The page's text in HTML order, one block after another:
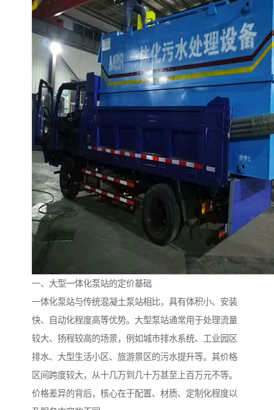
一、大型一体化泵站的定价基础
一体化泵站与传统混凝土泵站相比，具有体积小、安装
快、自动化程度高等优势。大型泵站通常用于处理流量
较大、扬程较高的场景，例如城市排水系统、工业园区
排水、大型生活小区、旅游景区的污水提升等。其价格
区间跨度较大，从十几万到几十万甚至上百万元不等。
价格差异的背后，核心在于配置、材质、定制化程度以
风景区生活污水处理一体
化设备
一体化污水处理设备
无动力一体化污水处理设 服务区一体化污水处理设
备
成套生活污水处理设备 小型污水处理设备
肉制品加工污水处理设备 农村一体化污水处理设备
金属配件洗涤污水处理设 小型一体化污水处理设备
微动力污水处理设备 集中式生活污水处理设备
接触式一体化污水处理设 化粪池一体化污水处理设
备
污水处理一体化设备 气浮机设备
塑料污水处理设备
净水设备反渗透 奶制品加工污水处理设备
喷漆污水处理设备 污水处理设备设备生产厂
家
屠宰场一体化污水处设备
生产厂家
餐厨垃圾污水处理设备
洗车污水处理设备 变电站污水处理设备